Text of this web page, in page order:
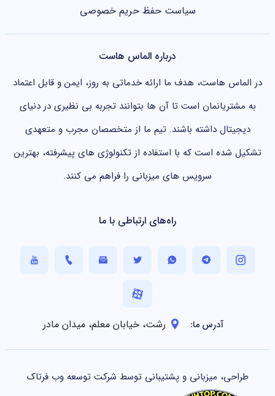
سیاست حفظ حریم خصوصی
درباره الماس هاست
در الماس هاست، هدف ما ارائه خدماتی به روز، ایمن و قابل اعتماد
به مشتریانمان است تا آن ها بتوانند تجربه بی نظیری در دنیای
دیجیتال داشته باشند. تیم ما از متخصصان مجرب و متعهدی
تشکیل شده است که با استفاده از تکنولوژی های پیشرفته، بهترین
سرویس های میزبانی را فراهم می کنند.
راه‌های ارتباطی با ما
آدرس ما: رشت، خیابان معلم، میدان مادر
طراحی، میزبانی و پشتیبانی توسط شرکت توسعه وب فرتاک